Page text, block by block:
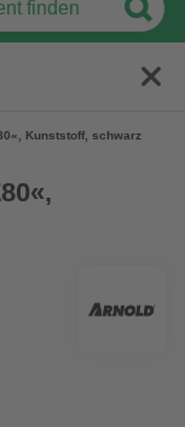
Kunststoff, schwarz